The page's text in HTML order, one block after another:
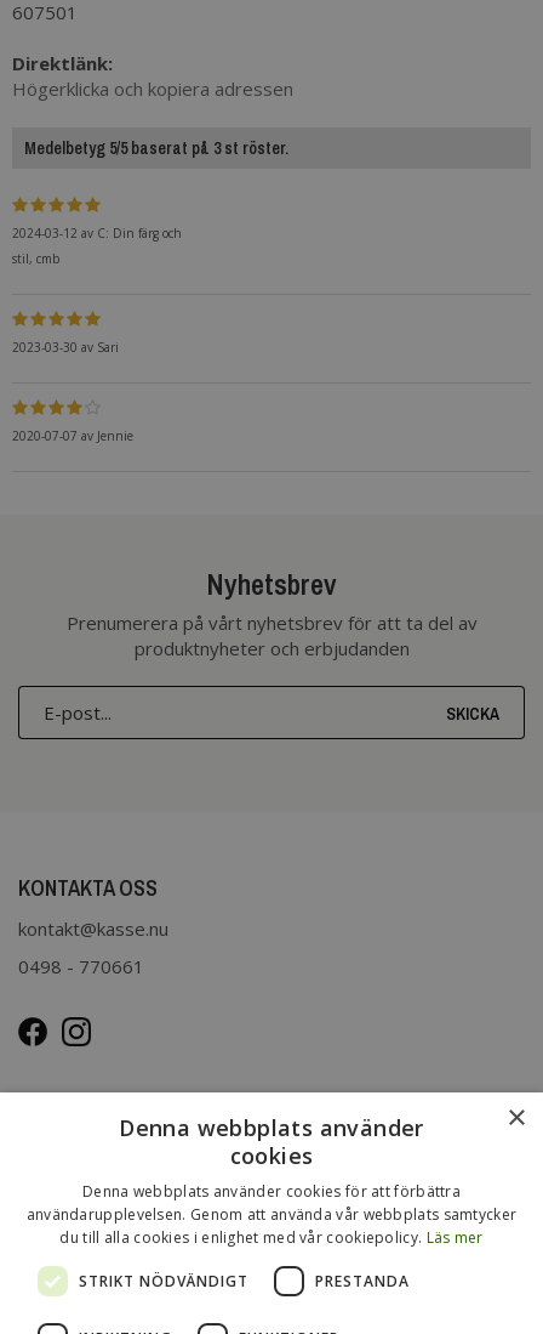
607501
Direktlänk:
Högerklicka och kopiera adressen
Medelbetyg 5/5 baserat på 3 st röster.
2024-03-12 av C: Din färg och
stil, cmb
2023-03-30 av Sari
2020-07-07 av Jennie
Nyhetsbrev
Prenumerera på vårt nyhetsbrev för att ta del av
produktnyheter och erbjudanden
SKICKA
KONTAKTA OSS
kontakt@kasse.nu
0498 - 770661
Kasse.nu drivs och ägs av Immenco AB i Visby, Gotland.
Immenco AB har sedan 1979 bedrivit grossistförsäljning av
förpackningar, presentartiklar, vykort m.m. Mer om vårt
övriga sortiment finns
påwww.gotlandsgrossisten.seoch
×
Denna webbplats använder
cookies
Denna webbplats använder cookies för att förbättra
användarupplevelsen. Genom att använda vår webbplats samtycker
du till alla cookies i enlighet med vår cookiepolicy. Läs mer
STRIKT NÖDVÄNDIGT PRESTANDA